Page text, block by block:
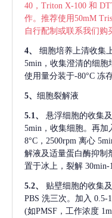
40，Triton X-100 和
作。推荐使用50mM
自行配制或联系我们购
4、 细胞培养上清收集
5min，收集澄清的细胞
使用量分装于-80°C 冻
5、 细胞裂解液
5.1、 悬浮细胞的收集及
5min，收集细胞。再加
8°C，2500rpm 离心
解液及适量蛋白酶抑制
置于冰上，裂解 30min-
5.2、
贴壁细胞的收集
PBS 洗三次。加入 0.5-
(如PMSF，工作浓度